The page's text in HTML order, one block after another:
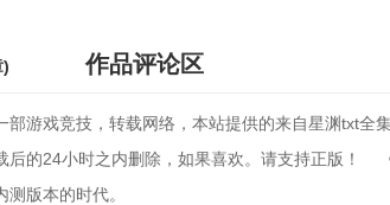
) 作品评论区
部游戏竞技，转载网络，本站提供的来自星渊txt
的24小时之内删除，如果喜欢。请支持正版！
版本的时代。